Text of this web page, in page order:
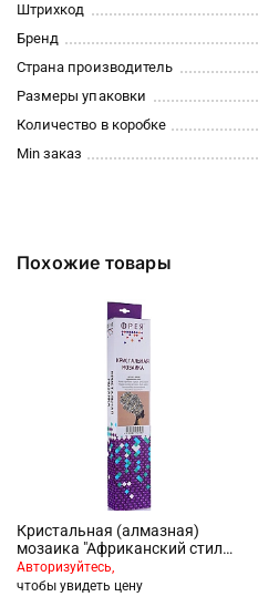
Штрихкод
Бренд
Страна производитель
Размеры упаковки
Количество в коробке
Min заказ
Похожие товары
Кристальная (алмазная)
мозаика "Африканский стиль"
35х35 см
Авторизуйтесь,
чтобы увидеть цену